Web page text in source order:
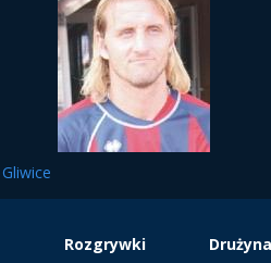
Rozgrywki Drużyna